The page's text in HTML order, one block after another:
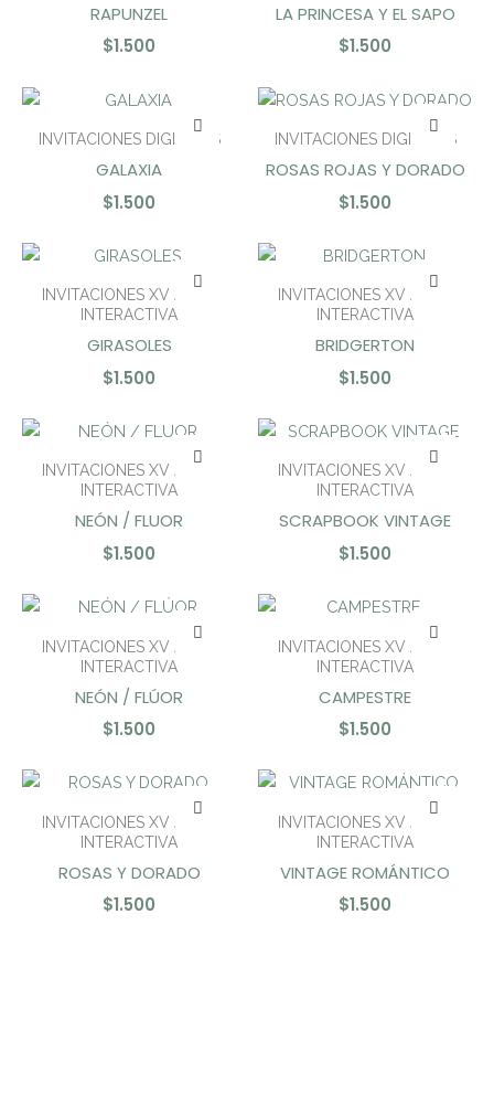
RAPUNZEL
$1.500
LA PRINCESA Y EL SAPO
$1.500
INVITACIONES DIGITALES
GALAXIA
$1.500
INVITACIONES DIGITALES
ROSAS ROJAS Y DORADO
$1.500
INVITACIONES XV AÑOS
INTERACTIVA
GIRASOLES
$1.500
INVITACIONES XV AÑOS
INTERACTIVA
BRIDGERTON
$1.500
INVITACIONES XV AÑOS
INTERACTIVA
NEÓN / FLUOR
$1.500
INVITACIONES XV AÑOS
INTERACTIVA
SCRAPBOOK VINTAGE
$1.500
INVITACIONES XV AÑOS
INTERACTIVA
NEÓN / FLÚOR
$1.500
INVITACIONES XV AÑOS
INTERACTIVA
CAMPESTRE
$1.500
INVITACIONES XV AÑOS
INTERACTIVA
ROSAS Y DORADO
$1.500
INVITACIONES XV AÑOS
INTERACTIVA
VINTAGE ROMÁNTICO
$1.500